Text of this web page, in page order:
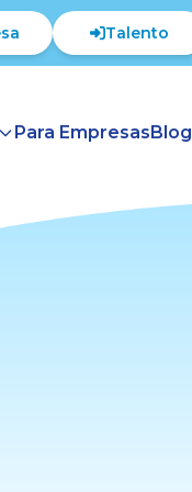
Talento
Para EmpresasBlog